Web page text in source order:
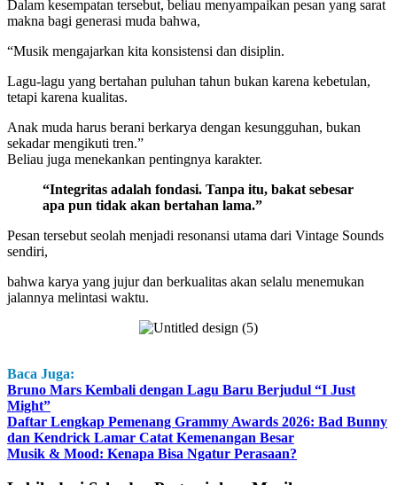
Dalam kesempatan tersebut, beliau menyampaikan pesan yang sarat
makna bagi generasi muda bahwa,
“Musik mengajarkan kita konsistensi dan disiplin.
Lagu-lagu yang bertahan puluhan tahun bukan karena kebetulan,
tetapi karena kualitas.
Anak muda harus berani berkarya dengan kesungguhan, bukan
sekadar mengikuti tren.”
Beliau juga menekankan pentingnya karakter.
“Integritas adalah fondasi. Tanpa itu, bakat sebesar
apa pun tidak akan bertahan lama.”
Pesan tersebut seolah menjadi resonansi utama dari Vintage Sounds
sendiri,
bahwa karya yang jujur dan berkualitas akan selalu menemukan
jalannya melintasi waktu.
Baca Juga:
Bruno Mars Kembali dengan Lagu Baru Berjudul “I Just
Might”
Daftar Lengkap Pemenang Grammy Awards 2026: Bad Bunny
dan Kendrick Lamar Catat Kemenangan Besar
Musik & Mood: Kenapa Bisa Ngatur Perasaan?